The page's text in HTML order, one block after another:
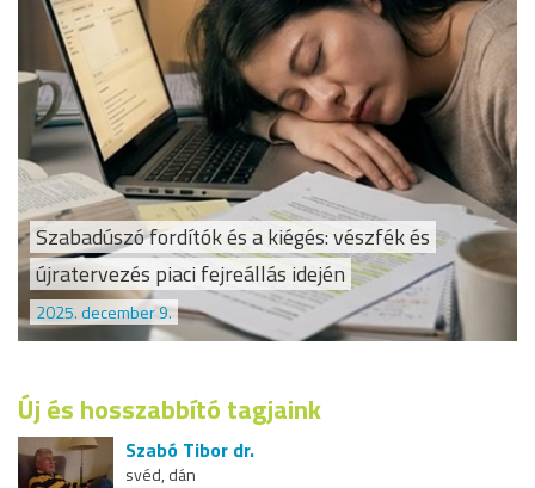
Szabadúszó fordítók és a kiégés: vészfék és
újratervezés piaci fejreállás idején
2025. december 9.
Új és hosszabbító tagjaink
Szabó Tibor dr.
svéd, dán